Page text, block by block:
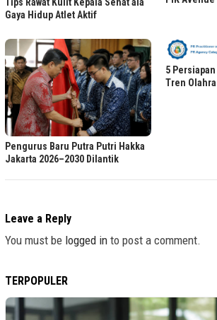
Gaya Hidup Atlet Aktif
Pengurus Baru Putra Putri Hakka
Jakarta 2026–2030 Dilantik
5
Tren
Leave a Reply
You must be logged in to post a comment.
TERPOPULER